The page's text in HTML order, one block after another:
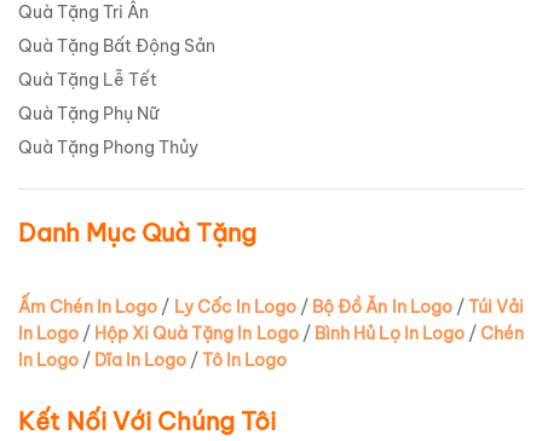
Quà Tặng Tri Ân
Quà Tặng Bất Động Sản
Quà Tặng Lễ Tết
Quà Tặng Phụ Nữ
Quà Tặng Phong Thủy
Danh Mục Quà Tặng
Ấm Chén In Logo / Ly Cốc In Logo/ Bộ Đồ Ăn In Logo/Túi Vải
In Logo / Hộp Xi Quà Tặng In Logo/ Bình Hủ Lọ In Logo/Chén
In Logo / Dĩa In Logo /Tô In Logo
Kết Nối Với Chúng Tôi